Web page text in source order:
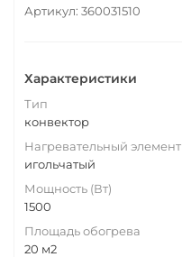
Артикул: 360031510
Характеристики
Тип
конвектор
Нагревательный элемент
игольчатый
Мощность (Вт)
1500
Площадь обогрева
20 м2